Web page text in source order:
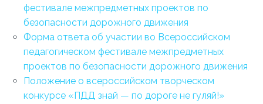
фестивале межпредметных проектов по
безопасности дорожного движения
Форма ответа об участии во Всероссийском
педагогическом фестивале межпредметных
проектов по безопасности дорожного движения
Положение о всероссийском творческом
конкурсе «ПДД знай — по дороге не гуляй!»